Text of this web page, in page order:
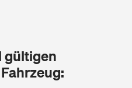
gültigen